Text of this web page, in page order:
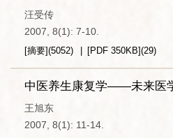
汪受传
2007, 8(1): 7-10.
[摘要](5052) [PDF 350KB](29)
中医养生康复学——未来医
王旭东
2007, 8(1): 11-14.